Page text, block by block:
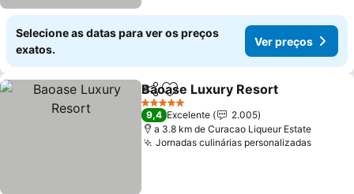
Selecione as datas para ver os preços
exatos.
Ver preços
PartilharAdicionar aos favoritos
Baoase Luxury Resort
5 Estrelas
9,4 Excelente
2.005
a 3.8 km de Curacao Liqueur Estate
Jornadas culinárias personalizadasVer